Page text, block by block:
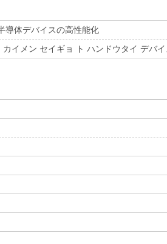
導体デバイスの高性能化
イメン セイギョ ト ハンドウタイ デバ